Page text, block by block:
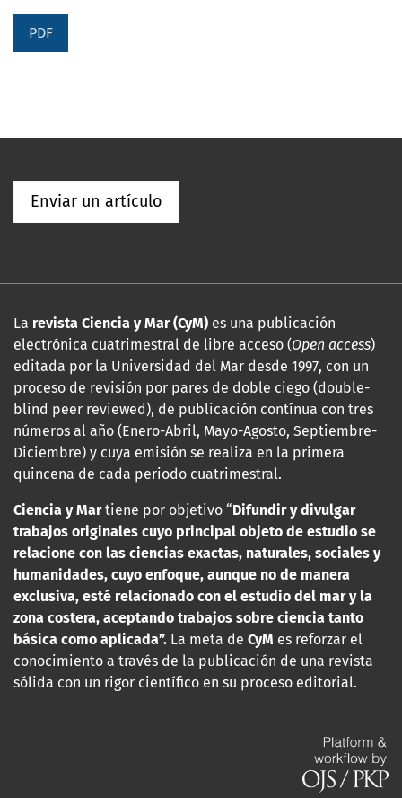
PDF
Enviar un artículo
La revista Ciencia y Mar (CyM) es una publicación
electrónica cuatrimestral de libre acceso (Open access)
editada por la Universidad del Mar desde 1997, con un
proceso de revisión por pares de doble ciego (double-
blind peer reviewed), de publicación contínua con tres
números al año (Enero-Abril, Mayo-Agosto, Septiembre-
Diciembre) y cuya emisión se realiza en la primera
quincena de cada periodo cuatrimestral.
Ciencia y Martiene por objetivo “Difundir y divulgar
trabajos originales cuyo principal objeto de estudio se
relacione con las ciencias exactas, naturales, sociales y
humanidades, cuyo enfoque, aunque no de manera
exclusiva, esté relacionado con el estudio del mar y la
zona costera, aceptando trabajos sobre ciencia tanto
básica como aplicada”. La meta de CyM es reforzar el
conocimiento a través de la publicación de una revista
sólida con un rigor científico en su proceso editorial.